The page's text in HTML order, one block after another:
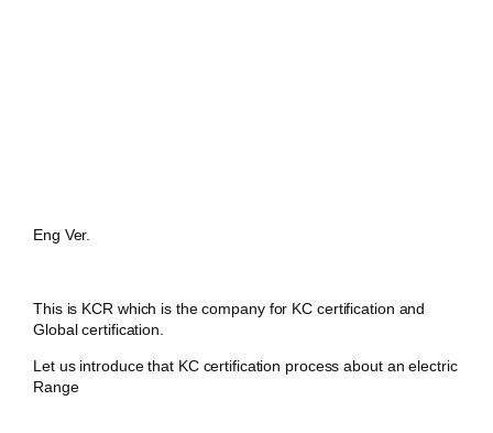
Eng Ver.
This is KCR which is the company for KC certification and
Global certification.
Let us introduce that KC certification process about an electric
Range